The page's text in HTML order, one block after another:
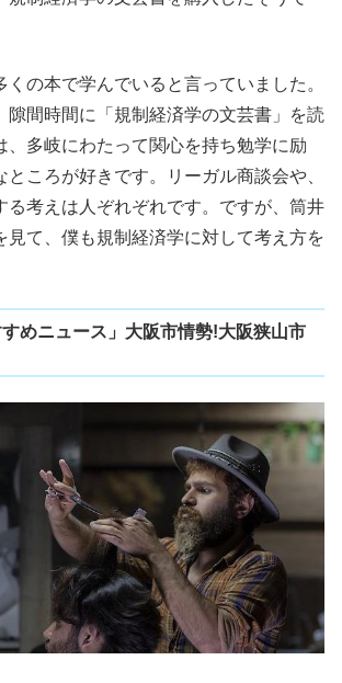
の本で学んでいると言っていました。
隙間時間に「規制経済学の文芸書」を読
、多岐にわたって関心を持ち勉学に励
ところが好きです。リーガル商談会や、
る考えは人ぞれぞれです。ですが、筒井
見て、僕も規制経済学に対して考え方を
めニュース」大阪市情勢!大阪狭山市